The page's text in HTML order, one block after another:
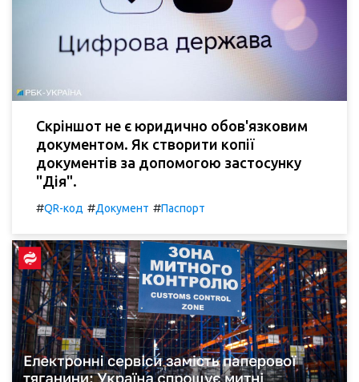
Скріншот не є юридично обов'язковим
документом. Як створити копії
документів за допомогою застосунку
"Дія".
#QR-код #Документ #Паспорт